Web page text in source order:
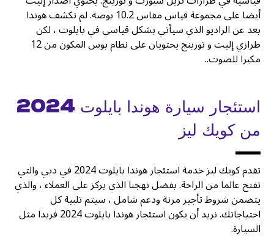
أيضا على مجموعة قياس مقاس 10.2 بوصة. لم تكشف هوندا
بعد عن الراديو الذي سيأتي بشكل قياسي في بايلوت ، لكن
طرازي إليت و تورينج يحتويان على نظام بوس المكون من 12
مكبرا للصوت..
استئجار سيارة هوندا بايلوت 2024
من كويك ليز
تقدم كويك ليز خدمة استئجار هوندا بايلوت 2024 في دبي والتي
تفتح عالما من الراحة. بفضل نهجنا الذي يركز على العملاء ، والذي
يتضمن شروط تأجير مرنة ودعم شامل ، سيتم تلبية كل
احتياجاتك. نريد أن يكون استئجار هوندا بايلوت 2024 فريدا مثل
السيارة.